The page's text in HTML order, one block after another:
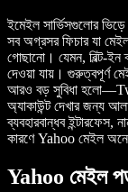
ইমেইল সার্ভিসগুলোর
সব অগ্রসর ফিচার যা
গোছানো। যেমন, বিল্ট-ইন
দেওয়া যায়। গুরুত্বপূর্ণ
আরও বড় সুবিধা
অ্যাকাউন্ট দেখার জন্য
ব্যবহারবান্ধব ইন্টারফেস,
কারণে Yahoo মেইল
Yahoo মেইল